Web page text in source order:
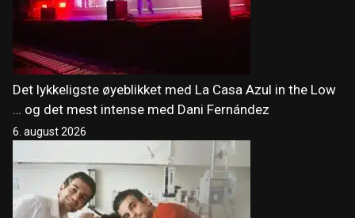
Det lykkeligste øyeblikket med La Casa Azul in the Low
… og det mest intense med Dani Fernández
6. august 2026